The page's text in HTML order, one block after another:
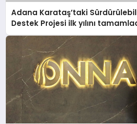
Adana Karataş’taki
Destek Projesi ilk yılını